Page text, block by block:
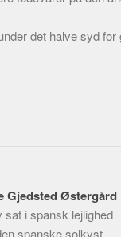
det halve syd
Gjedsted Østergård
sat i spansk lejlighed
spanske solkyst